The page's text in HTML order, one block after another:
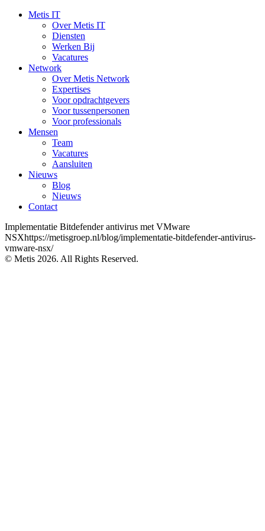
Metis IT
Over Metis IT
Diensten
Werken Bij
Vacatures
Network
Over Metis Network
Expertises
Voor opdrachtgevers
Voor tussenpersonen
Voor professionals
Mensen
Team
Vacatures
Aansluiten
Nieuws
Blog
Nieuws
Contact
Implementatie Bitdefender antivirus met VMware
NSXhttps://metisgroep.nl/blog/implementatie-bitdefender-antivirus-
vmware-nsx/
© Metis 2026. All Rights Reserved.